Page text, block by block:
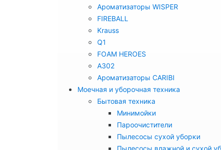
Ароматизаторы WISPER
FIREBALL
Krauss
Q1
FOAM HEROES
A302
Ароматизаторы CARIBI
Моечная и уборочная техника
Бытовая техника
Минимойки
Пароочистители
Пылесосы сухой уборки